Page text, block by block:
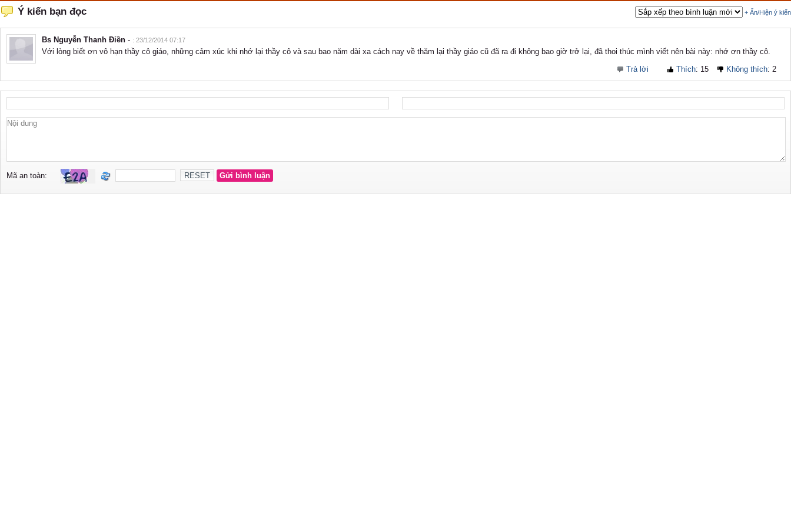
+ Ẩn/Hiện ý kiến
Ý kiến bạn đọc
Bs Nguyễn Thanh Điền - : 23/12/2014 07:17
Với lòng biết ơn vô hạn thầy cô giáo, những cảm xúc khi nhớ lại thầy cô và sau bao năm dài xa cách nay về thăm lại thầy giáo cũ đã ra đi không bao giờ trở lại, đã thoi thúc mình viết nên bài này: nhớ ơn thầy cô.
Trả lời
Thích: 15 Không thích: 2
Mã an toàn: